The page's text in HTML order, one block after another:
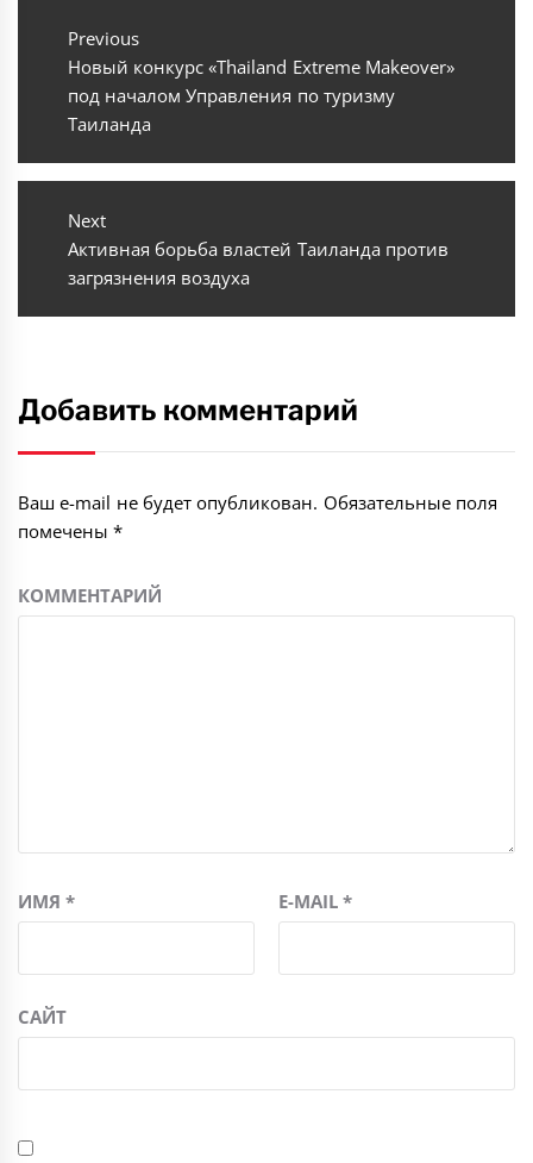
записям
Previous
Previous
post:
Новый конкурс «Thailand Extreme Makeover»
под началом Управления по туризму
Таиланда
Next
Next
post:
Активная борьба властей Таиланда против
загрязнения воздуха
Добавить комментарий
Ваш e-mail не будет опубликован. Обязательные поля
помечены*
КОММЕНТАРИЙ
ИМЯ* E-MAIL*
САЙТ